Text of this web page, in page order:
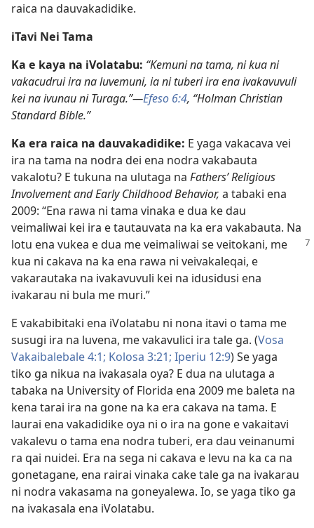
raica na dauvakadidike.
iTavi Nei Tama
Ka e kaya na iVolatabu: “Kemuni na tama, ni kua ni
vakacudrui ira na luvemuni, ia ni tuberi ira ena ivakavuvuli
kei na ivunau ni Turaga.”—Efeso 6:4, “Holman Christian
Standard Bible.”
Ka era raica na dauvakadidike: E yaga vakacava vei
ira na tama na nodra dei ena nodra vakabauta
vakalotu? E tukuna na ulutaga na Fathers’ Religious
Involvement and Early Childhood Behavior, a tabaki ena
2009: “Ena rawa ni tama vinaka e dua ke dau
veimaliwai kei ira e tautauvata na ka era vakabauta. Na
lotu ena vukea e dua me veimaliwai se veitokani, me
kua ni cakava na ka ena rawa ni veivakaleqai, e
vakarautaka na ivakavuvuli kei na idusidusi ena
ivakarau ni bula me muri.”
E vakabibitaki ena iVolatabu ni nona itavi o tama me
susugi ira na luvena, me vakavulici ira tale ga. (Vosa
Vakaibalebale 4:1; Kolosa 3:21; Iperiu 12:9) Se yaga
tiko ga nikua na ivakasala oya? E dua na ulutaga a
tabaka na University of Florida ena 2009 me baleta na
kena tarai ira na gone na ka era cakava na tama. E
laurai ena vakadidike oya ni o ira na gone e vakaitavi
vakalevu o tama ena nodra tuberi, era dau veinanumi
ra qai nuidei. Era na sega ni cakava e levu na ka ca na
gonetagane, ena rairai vinaka cake tale ga na ivakarau
ni nodra vakasama na goneyalewa. Io, se yaga tiko ga
na ivakasala ena iVolatabu.